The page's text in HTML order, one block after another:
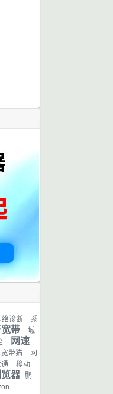
络诊断
系
带
城
网速
宽带猫
网
移动
器 鹏